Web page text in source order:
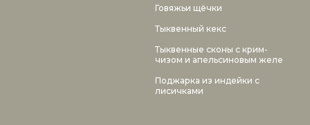
Говяжьи щёчки
Тыквенный кекс
Тыквенные сконы с крим-
чизом и апельсиновым желе
Поджарка из индейки с
лисичками